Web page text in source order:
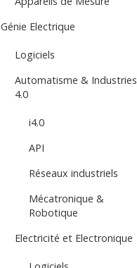
Génie Electrique
Logiciels
Automatisme & Industries
4.0
i4.0
API
Réseaux industriels
Mécatronique &
Robotique
Electricité et Electronique